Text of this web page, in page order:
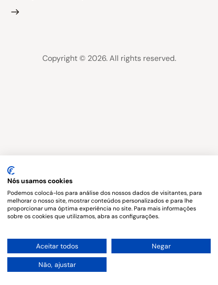
Copyright © 2026. All rights reserved.
Nós usamos cookies
Podemos colocá-los para análise dos nossos dados de visitantes, para
melhorar o nosso site, mostrar conteúdos personalizados e para lhe
proporcionar uma óptima experiência no site. Para mais informações
sobre os cookies que utilizamos, abra as configurações.
Aceitar todos Negar
Não, ajustar